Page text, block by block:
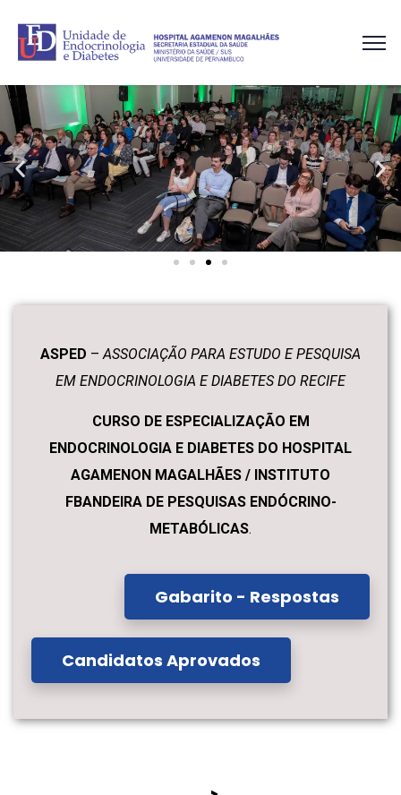
ASPED –ASSOCIAÇÃO PARA ESTUDO E PESQUISA
EM ENDOCRINOLOGIA E DIABETES DO RECIFE
CURSO DE ESPECIALIZAÇÃO EM
ENDOCRINOLOGIA E DIABETES DO HOSPITAL
AGAMENON MAGALHÃES / INSTITUTO
FBANDEIRA DE PESQUISAS ENDÓCRINO-
METABÓLICAS.
Gabarito - Respostas
Candidatos Aprovados